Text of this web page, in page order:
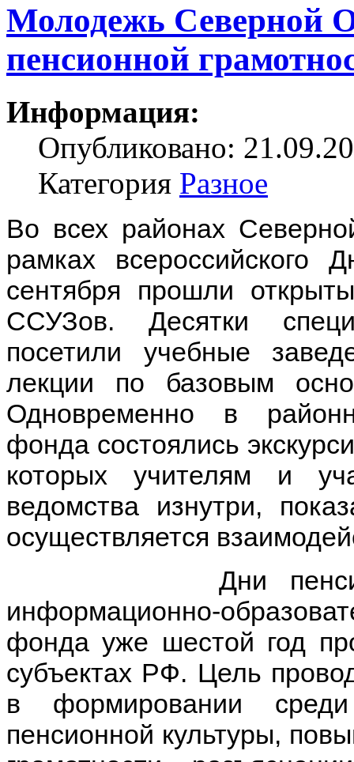
Молодежь Северной
пенсионной
Информация:
Опубликовано:
Категория Разное
Во всех районах
рамках всероссийского
сентября прошли
ССУЗов. Десятки
посетили учебные
лекции по базовым
Одновременно в
фонда состоялись
которых учителям и
ведомства изнутри,
осуществляется
Дни пенсионной
информационно-
фонда уже шестой год
субъектах РФ. Цель
в формировании
пенсионной культуры,